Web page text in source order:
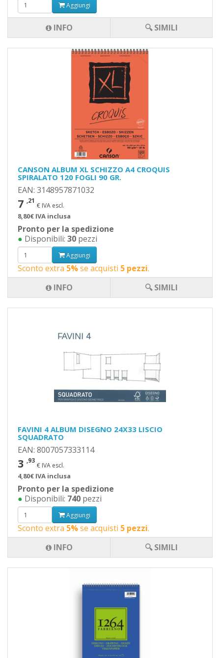
Aggiungi
INFO 🔍 SIMILI
CANSON ALBUM XL SCHIZZO A4 CROQUIS
SPIRALATO 120 FOGLI 90 GR.
EAN: 3148957871032
7 ,21
€ IVA escl.
8,80€ IVA inclusa
Pronto per la spedizione
● Disponibili: 30 pezzi
Aggiungi
Sconto extra 5%se acquisti 5 pezzi.
INFO
🔍 SIMILI
FAVINI 4 ALBUM DISEGNO 24X33 LISCIO
SQUADRATO
EAN: 8007057333114
3 ,93
€ IVA escl.
4,80€ IVA inclusa
Pronto per la spedizione
● Disponibili: 740 pezzi
Aggiungi
Sconto extra 5%se acquisti 5 pezzi.
INFO
🔍 SIMILI